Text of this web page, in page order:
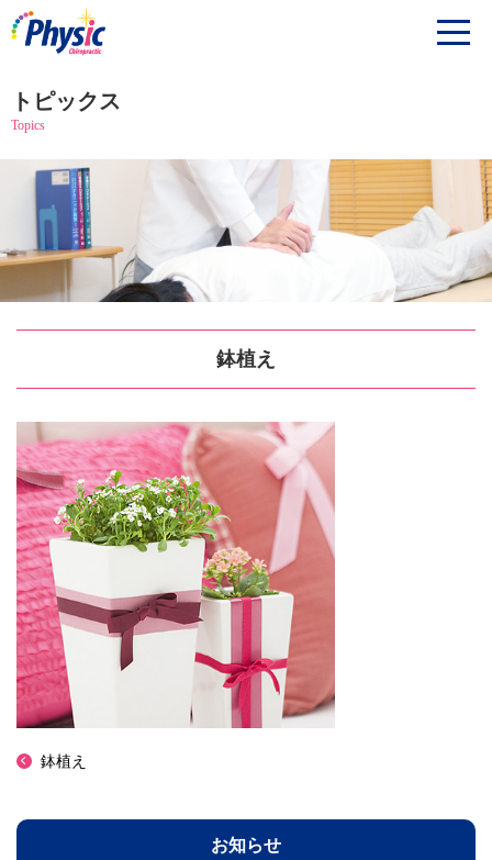
トピックス
Topics
鉢植え
鉢植え
お知らせ